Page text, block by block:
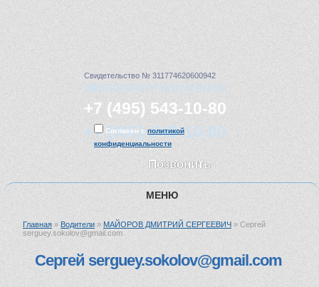
Свидетельство № 311774620600942
ЗВОНИТЕ КРУГЛОСУТОЧНО!
+7 (495) 543-10-80
+7 (905) 543-10-80
Согласен с политикой
конфиденциальности
Позвонить
МЕНЮ
ГЛАВНАЯ
Главная » Водители » МАЙОРОВ ДМИТРИЙ СЕРГЕЕВИЧ » Сергей
serguey.sokolov@gmail.com
Сергей serguey.sokolov@gmail.com